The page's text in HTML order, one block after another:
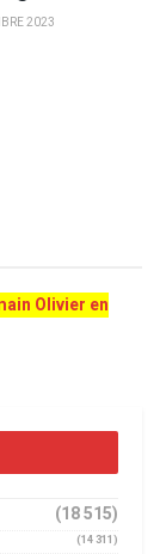
2023
Olivier en
(18 515)
(14 311)